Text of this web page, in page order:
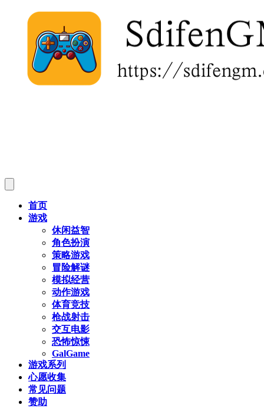
首页
游戏
休闲益智
角色扮演
策略游戏
冒险解谜
模拟经营
动作游戏
体育竞技
枪战射击
交互电影
恐怖惊悚
GalGame
游戏系列
心愿收集
常见问题
赞助